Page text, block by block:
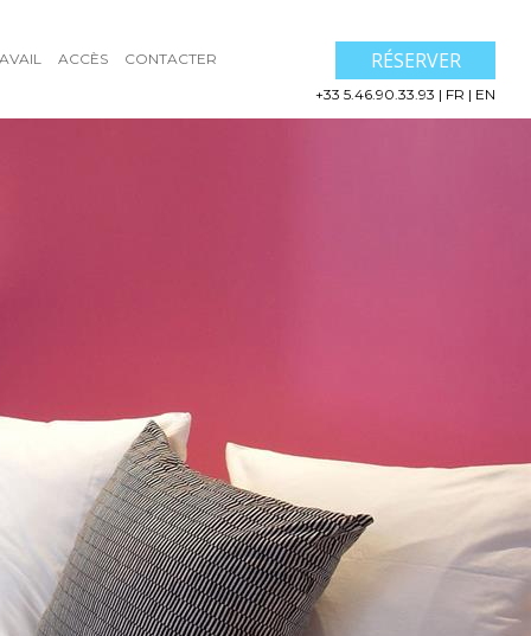
ACCÈS CONTACTER RÉSERVER
+33 5.46.90.33.93 | FR | EN